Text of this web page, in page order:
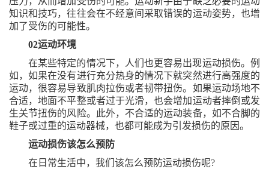
知识和技巧，往往会在不经意间采取错误的运动姿势，也增
加了受伤的可能性。
02运动环境
在某些特定的情况下，人们也更容易出现运动损伤。例
如，如果在没有进行充分热身的情况下就突然进行高强度的
运动，很容易导致肌肉拉伤或者韧带扭伤。如果运动场地不
合适，地面不平整或者过于光滑，也会增加运动者摔倒或发
生关节扭伤的风险。此外，不合适的运动装备，如不合脚的
鞋子或过重的运动器械，也都可能成为引发损伤的原因。
运动损伤该怎么预防
在日常生活中，我们该怎么预防运动损伤呢?